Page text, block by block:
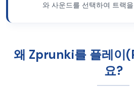
와 사운드를 선택하여 트랙
왜 Zprunki를 플레이
요?